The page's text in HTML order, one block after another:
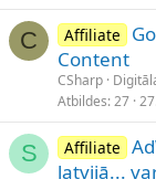
C Affiliate
Content
CSharp
Atbildes 27
S Affiliate
latvijā...